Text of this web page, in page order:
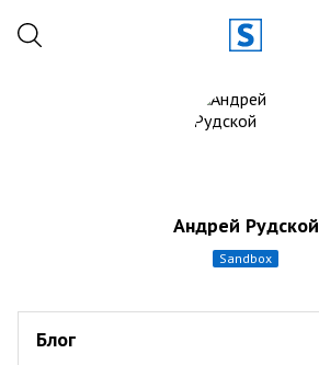
Андрей Рудской
sandbox
Блог